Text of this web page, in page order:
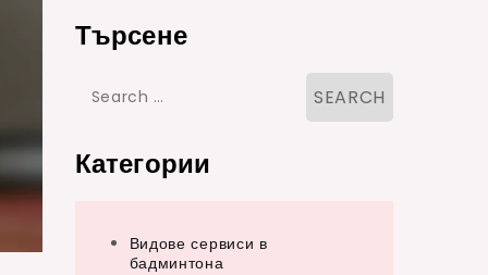
Търсене
Search
Категории
Видове сервиси в
бадминтона